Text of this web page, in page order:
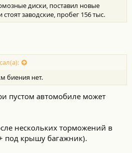
диски, поставил новые
заводские, пробег 156 тыс.
биения нет.
пустом автомобиле может
нескольких торможений в
под крышу багажник).